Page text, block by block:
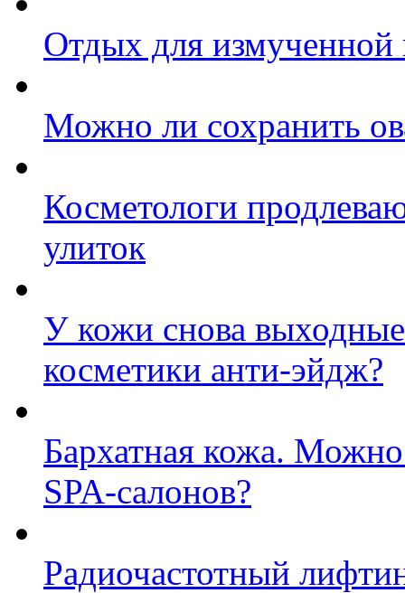
Отдых для
Можно ли сохранить
Косметологи
улиток
У кожи снова
косметики анти-эйдж?
Бархатная кожа. Можно
SPA-салонов?
Радиочастотный